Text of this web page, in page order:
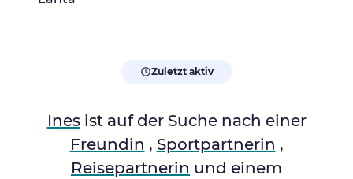
Zuletzt aktiv
Inesist auf der Suche nach einer
Freundin , Sportpartnerin ,
Reisepartnerin und einem